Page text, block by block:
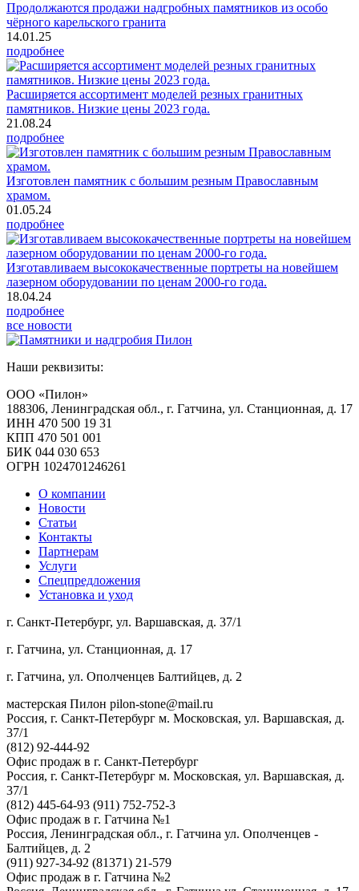
Продолжаются продажи надгробных памятников из особо
чёрного карельского гранита
14.01.25
подробнее
Расширяется ассортимент моделей резных гранитных
памятников. Низкие цены 2023 года.
21.08.24
подробнее
Изготовлен памятник с большим резным Православным
храмом.
01.05.24
подробнее
Изготавливаем высококачественные портреты на новейшем
лазерном оборудовании по ценам 2000-го года.
18.04.24
подробнее
все новости
Наши реквизиты:
ООО «Пилон»
188306, Ленинградская обл., г. Гатчина, ул. Станционная, д. 17
ИНН 470 500 19 31
КПП 470 501 001
БИК 044 030 653
ОГРН 1024701246261
О компании
Новости
Статьи
Контакты
Партнерам
Услуги
Спецпредложения
Установка и уход
г. Санкт-Петербург, ул. Варшавская, д. 37/1
г. Гатчина, ул. Станционная, д. 17
г. Гатчина, ул. Ополченцев Балтийцев, д. 2
мастерская Пилон pilon-stone@mail.ru
Россия, г. Санкт-Петербург м. Московская, ул. Варшавская, д.
37/1
(812) 92-444-92
Офис продаж в г. Санкт-Петербург
Россия, г. Санкт-Петербург м. Московская, ул. Варшавская, д.
37/1
(812) 445-64-93 (911) 752-752-3
Офис продаж в г. Гатчина №1
Россия, Ленинградская обл., г. Гатчина ул. Ополченцев -
Балтийцев, д. 2
(911) 927-34-92 (81371) 21-579
Офис продаж в г. Гатчина №2